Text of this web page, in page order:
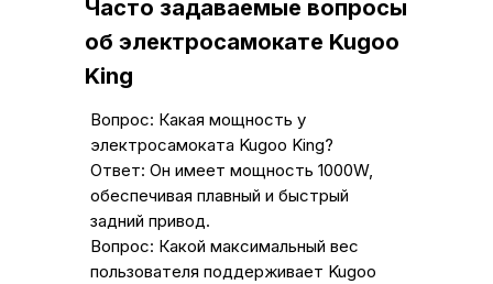
Часто задаваемые вопросы
об электросамокате Kugoo
King
Вопрос: Какая мощность у
электросамоката Kugoo King?
Ответ: Он имеет мощность 1000W,
обеспечивая плавный и быстрый
задний привод.
Вопрос: Какой максимальный вес
пользователя поддерживает Kugoo